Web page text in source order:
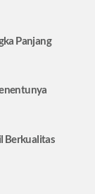
Panjang
Berkualitas